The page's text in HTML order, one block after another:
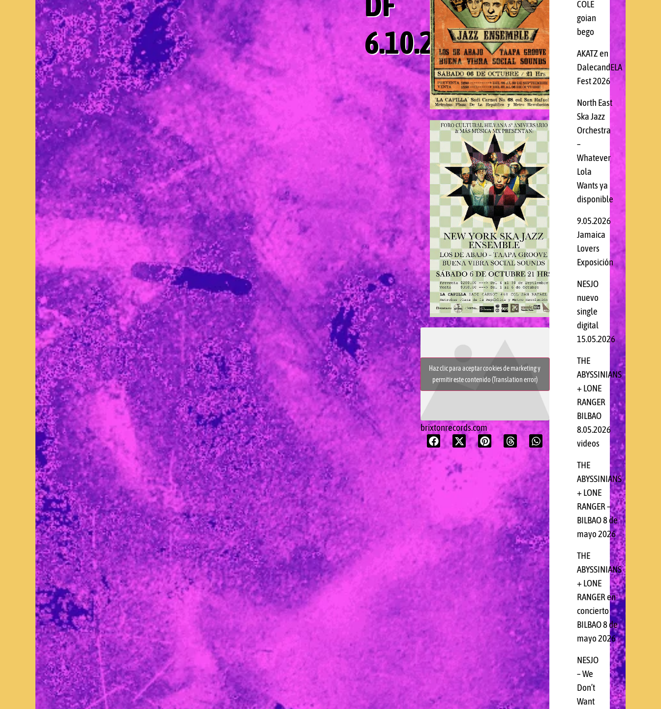
6.10.2012
Haz clic para aceptar cookies de marketing y
permitir este contenido (Translation error)
brixtonrecords.com
COLE
goian
bego
AKATZ en
DalecandELA
Fest 2026
North East
Ska Jazz
Orchestra
–
Whatever
Lola
Wants ya
disponible
9.05.2026
Jamaica
Lovers
Exposición
NESJO
nuevo
single
digital
15.05.2026
THE
ABYSSINIANS
+ LONE
RANGER
BILBAO
8.05.2026
videos
THE
ABYSSINIANS
+ LONE
RANGER –
BILBAO 8 de
mayo 2026
THE
ABYSSINIANS
+ LONE
RANGER en
concierto
BILBAO 8 de
mayo 2026
NESJO
– We
Don’t
Want